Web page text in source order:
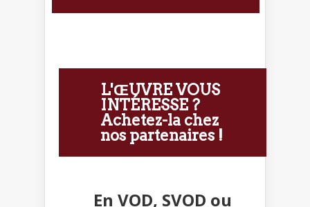
L'ŒUVRE VOUS
INTÉRESSE ?
Achetez-la chez
nos partenaires !
En VOD, SVOD ou